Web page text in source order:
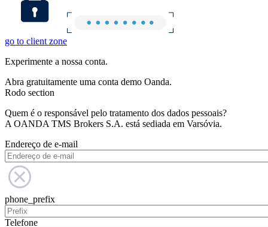
go to client zone
Experimente a nossa conta.
Abra gratuitamente uma conta demo Oanda.
Rodo section
Quem é o responsável pelo tratamento dos dados pessoais?
A OANDA TMS Brokers S.A. está sediada em Varsóvia.
Endereço de e-mail
phone_prefix
Telefone